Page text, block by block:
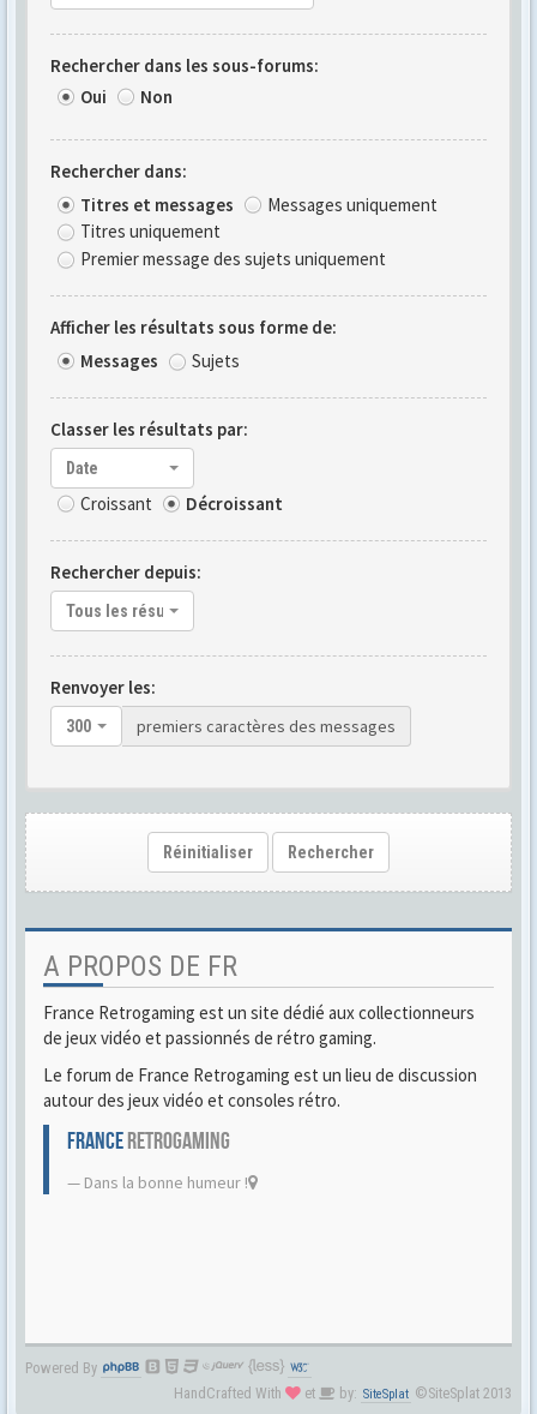
Rechercher dans les sous-forums:
Oui
Non
Rechercher dans:
Titres et messages
Messages uniquement
Titres uniquement
Premier message des sujets uniquement
Afficher les résultats sous forme de:
Messages
Sujets
Classer les résultats par:
Date
Croissant Décroissant
Rechercher depuis:
Tous les résultats
Renvoyer les:
300 premiers caractères des messages
Réinitialiser Rechercher
A PROPOS DE FR
France Retrogaming est un site dédié aux collectionneurs
de jeux vidéo et passionnés de rétro gaming.
Le forum de France Retrogaming est un lieu de discussion
autour des jeux vidéo et consoles rétro.
FRANCERETROGAMING
Dans la bonne humeur !
Powered By
HandCrafted With
et by: SiteSplat ©SiteSplat 2013